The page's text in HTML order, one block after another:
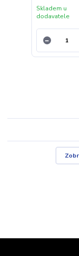
Skladem u
dodavatele